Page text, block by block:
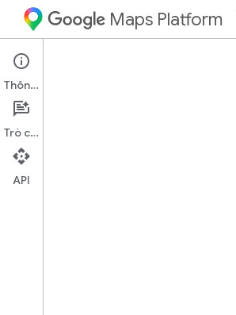
Maps Platform
Web Services
Hướng dẫn cho nhà phát triển phiên bản 4
Thông tin
Trò chuyện
API